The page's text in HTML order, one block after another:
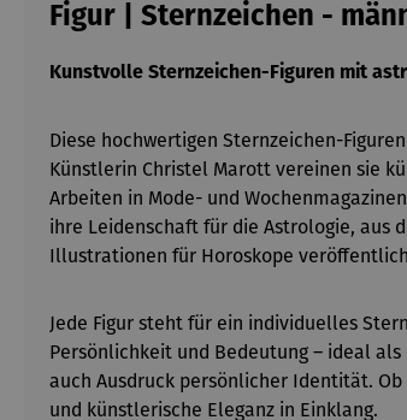
Figur | Sternzeichen -
Kunstvolle Sternzeichen-Figuren mit
Diese hochwertigen Sternzeichen-
Künstlerin Christel Marott vereinen sie
Arbeiten in Mode- und
ihre Leidenschaft für die Astrologie, aus
Illustrationen für Horoskope
Jede Figur steht für ein individuelles
Persönlichkeit und Bedeutung – ideal
auch Ausdruck persönlicher Identität.
und künstlerische Eleganz in Einklang.